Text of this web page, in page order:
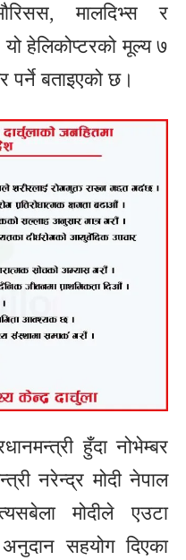
मालदिभ्स र
हेलिकोप्टरको मूल्य ७
पर्ने बताइएको छ।
हुँदा नोभेम्बर
नरेन्द्र मोदी नेपाल
मोदीले एउटा
सहयोग दिएका